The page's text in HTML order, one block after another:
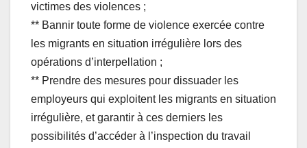
victimes des violences ;
** Bannir toute forme de violence exercée contre
les migrants en situation irrégulière lors des
opérations d’interpellation ;
** Prendre des mesures pour dissuader les
employeurs qui exploitent les migrants en situation
irrégulière, et garantir à ces derniers les
possibilités d’accéder à l’inspection du travail